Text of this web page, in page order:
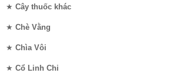
★ Cây thuốc khác
★ Chè Vằng
★ Chìa Vôi
★ Cổ Linh Chi